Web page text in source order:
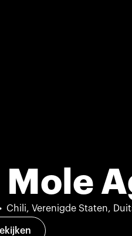
Mole
Chili, Verenigde Staten,